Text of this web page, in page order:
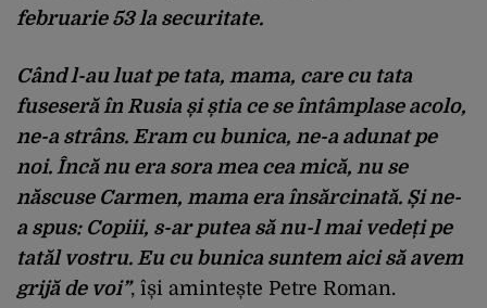
februarie 53 la securitate.
Când l-au luat pe tata, mama, care cu tata
fuseseră în Rusia și știa ce se întâmplase acolo,
ne-a strâns. Eram cu bunica, ne-a adunat pe
noi. Încă nu era sora mea cea mică, nu se
născuse Carmen, mama era însărcinată. Și ne-
a spus: Copiii, s-ar putea să nu-l mai vedeți pe
tatăl vostru. Eu cu bunica suntem aici să avem
grijă de voi”, își amintește Petre Roman.